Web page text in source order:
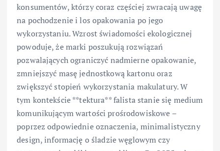
konsumentów, którzy coraz częściej zwracają uwagę
na pochodzenie i los opakowania po jego
wykorzystaniu. Wzrost świadomości ekologicznej
powoduje, że marki poszukują rozwiązań
pozwalających ograniczyć nadmierne opakowanie,
zmniejszyć masę jednostkową kartonu oraz
zwiększyć stopień wykorzystania makulatury. W
tym kontekście **tektura** falista stanie się medium
komunikującym wartości prośrodowiskowe –
poprzez odpowiednie oznaczenia, minimalistyczny
design, informację o śladzie węglowym czy